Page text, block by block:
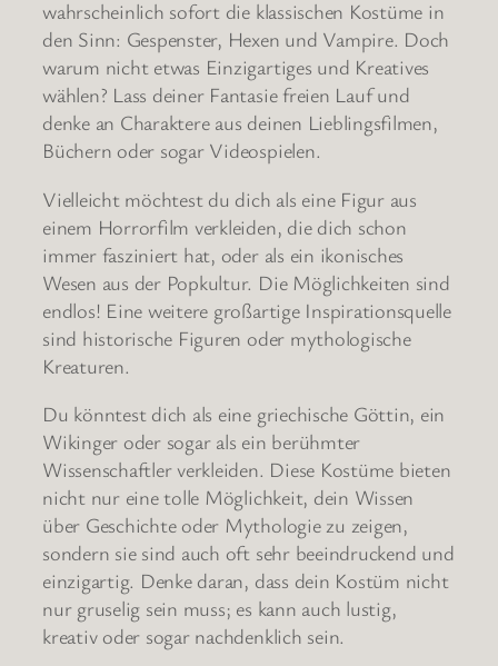
wahrscheinlich sofort die klassischen Kostüme in
den Sinn: Gespenster, Hexen und Vampire. Doch
warum nicht etwas Einzigartiges und Kreatives
wählen? Lass deiner Fantasie freien Lauf und
denke an Charaktere aus deinen Lieblingsfilmen,
Büchern oder sogar Videospielen.
Vielleicht möchtest du dich als eine Figur aus
einem Horrorfilm verkleiden, die dich schon
immer fasziniert hat, oder als ein ikonisches
Wesen aus der Popkultur. Die Möglichkeiten sind
endlos! Eine weitere großartige Inspirationsquelle
sind historische Figuren oder mythologische
Kreaturen.
Du könntest dich als eine griechische Göttin, ein
Wikinger oder sogar als ein berühmter
Wissenschaftler verkleiden. Diese Kostüme bieten
nicht nur eine tolle Möglichkeit, dein Wissen
über Geschichte oder Mythologie zu zeigen,
sondern sie sind auch oft sehr beeindruckend und
einzigartig. Denke daran, dass dein Kostüm nicht
nur gruselig sein muss; es kann auch lustig,
kreativ oder sogar nachdenklich sein.